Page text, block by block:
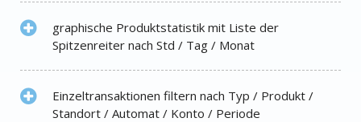
graphische Produktstatistik mit Liste der
Spitzenreiter nach Std / Tag / Monat
Einzeltransaktionen filtern nach Typ / Produkt /
Standort / Automat / Konto / Periode